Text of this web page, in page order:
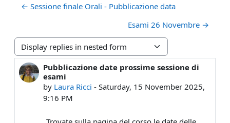
← Sessione finale Orali - Pubblicazione data
Esami 26 Novembre →
Display mode
Pubblicazione date prossime sessione di
esami
by Laura Ricci -Saturday, 15 November 2025,
9:16 PM
Number of replies: 0